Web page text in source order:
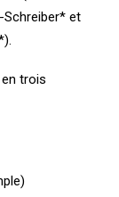
Schreiber* et
trois